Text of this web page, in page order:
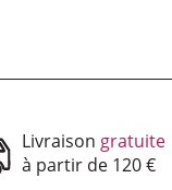
Livraison gratuite
à partir de 120 €